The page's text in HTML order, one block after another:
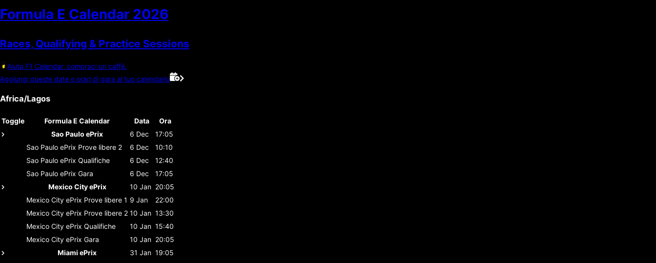
Formula E Calendar 2026
Races, Qualifying & Practice Sessions
Aiuta F1 Calendar, compraci un caffé.
Aggiungi queste date e orari di gara al tuo calendario
Africa/Lagos
Toggle Formula E Calendar Data
Ora
Sao Paulo ePrix
6 Dec
17:05
Sao Paulo ePrix Prove libere 2 6 Dec
10:10
Sao Paulo ePrix Qualifiche 6 Dec
12:40
Sao Paulo ePrix Gara 6 Dec
17:05
Mexico City ePrix
10 Jan 20:05
Mexico City ePrix Prove libere 1 9 Jan
22:00
Mexico City ePrix Prove libere 2 10 Jan 13:30
Mexico City ePrix Qualifiche 10 Jan 15:40
Mexico City ePrix Gara 10 Jan 20:05
Miami ePrix
31 Jan 19:05